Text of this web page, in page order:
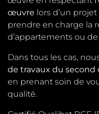
œuvre lors d’un
prendre en charge la
d’appartements ou
Dans tous les cas,
de travaux du
en prenant soin de
qualité.